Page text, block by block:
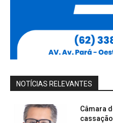
NOTÍCIAS RELEVANTES
Câmara